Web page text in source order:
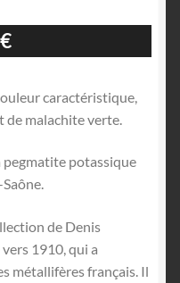
€
caractéristique,
de malachite verte.
pegmatite potassique
de Denis
1910, qui a
métallifères français. Il